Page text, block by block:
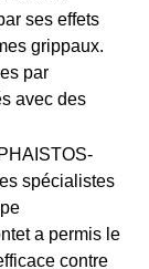
ses effets
grippaux.
par
avec des
spécialistes
a permis le
contre